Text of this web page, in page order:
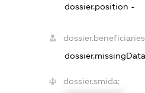
dossier.position -
dossier.missingData
dossier.smida: